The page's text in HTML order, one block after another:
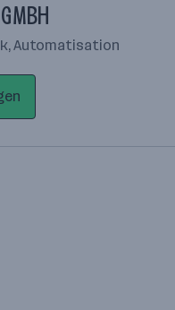
Automatisation